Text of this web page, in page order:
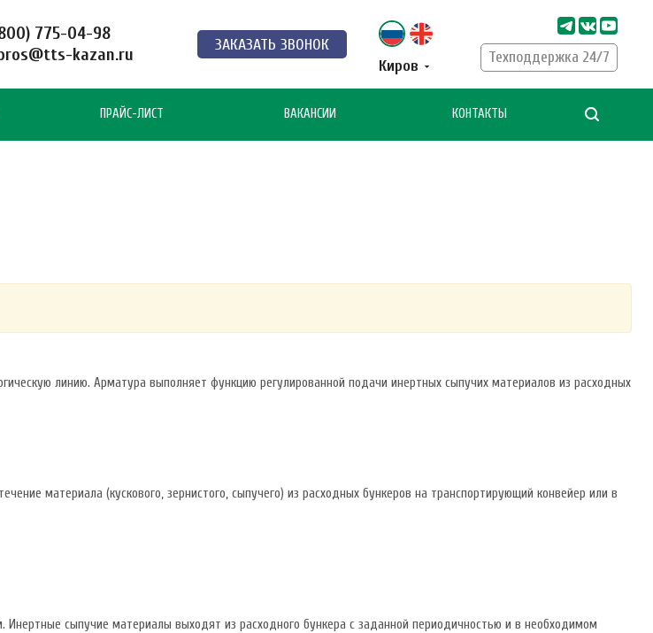
775-04-98
kazan.ru
ЗАКАЗАТЬ ЗВОНОК
Киров
Техподдержка 24/7
ПРАЙС-ЛИСТ ВАКАНСИИ КОНТАКТЫ
линию. Арматура выполняет функцию регулированной подачи инертных сыпучих материалов из расходных
материала (кускового, зернистого, сыпучего) из расходных бункеров на транспортирующий конвейер или в
сыпучие материалы выходят из расходного бункера с заданной периодичностью и в необходимом